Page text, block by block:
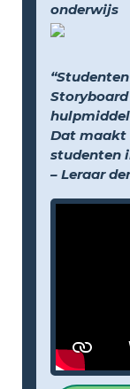
onderwijs
Dat maakt
studenten
– Leraar